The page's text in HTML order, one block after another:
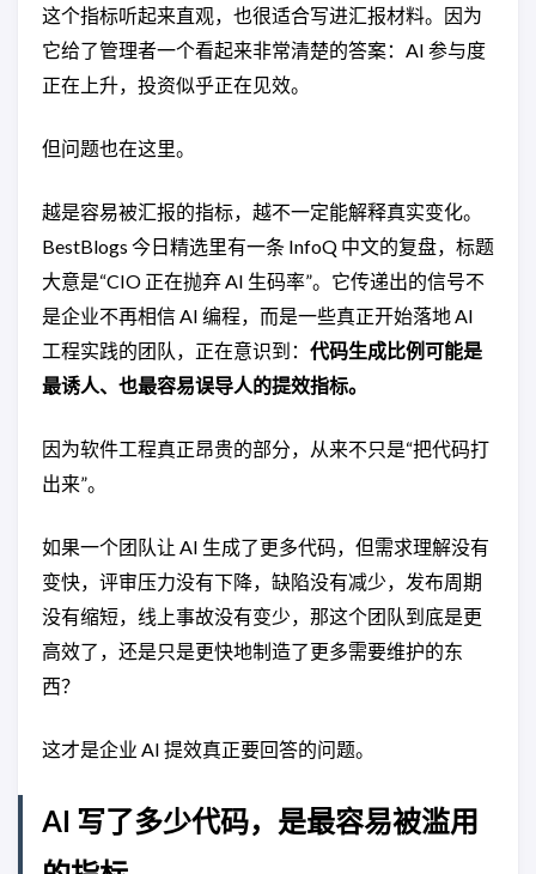
这个指标听起来直观，也很适合写进汇报材料。因为
它给了管理者一个看起来非常清楚的答案：AI 参与度
正在上升，投资似乎正在见效。
但问题也在这里。
越是容易被汇报的指标，越不一定能解释真实变化。
BestBlogs 今日精选里有一条 InfoQ 中文的复盘，标题
大意是“CIO 正在抛弃 AI 生码率”。它传递出的信号不
是企业不再相信 AI 编程，而是一些真正开始落地 AI
工程实践的团队，正在意识到： 代码生成比例可能是
最诱人、也最容易误导人的提效指标。
因为软件工程真正昂贵的部分，从来不只是“把代码打
出来”。
如果一个团队让 AI 生成了更多代码，但需求理解没有
变快，评审压力没有下降，缺陷没有减少，发布周期
没有缩短，线上事故没有变少，那这个团队到底是更
高效了，还是只是更快地制造了更多需要维护的东
西？
这才是企业 AI 提效真正要回答的问题。
AI 写了多少代码，是最容易被滥用